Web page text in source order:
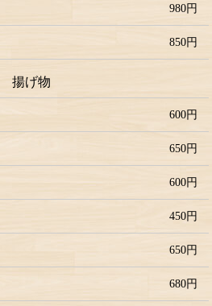
980円
850円
揚げ物
600円
650円
600円
450円
650円
680円